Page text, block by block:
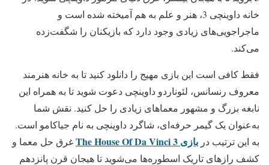
خانه داوینچی 3، هنر و علم به هم آمیخته شده‌ است و
ماجراجویی‌های زیادی وجود دارد که بازیکنان را شگفت‌زده
می‌کند.
فقط کافی است این بازی مهیج را دانلود کنید تا به خانه هنرمند
معروف رنسانس، لئوناردو داوینچی دعوت شوید تا به همراه این
نابغه بزرگ و مشهور معماهای زیادی را حل کنید. نقش شما
به‌عنوان یک گیمر حرفه‌ای، شاگرد داوینچی به نام جیاکامو است.
به این ترتیب در بازی The House Of Da Vinci 3
غرق حل معما و
کشف رازهای تاریک اسطوره‌ها می‌شوید تا هیجان قرن پانزدهم